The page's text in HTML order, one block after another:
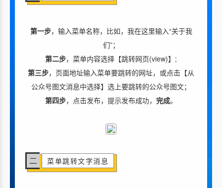
第一步，输入菜单名称，比如，我在这里输入“关于我
们”；
第二步，菜单内容选择【跳转网页(view)】;
第三步，页面地址输入菜单要跳转的网址，或点击【从
公众号图文消息中选择】选上要跳转的公众号图文；
第四步，点击发布，提示发布成功， 完成。
二 菜单跳转文字消息